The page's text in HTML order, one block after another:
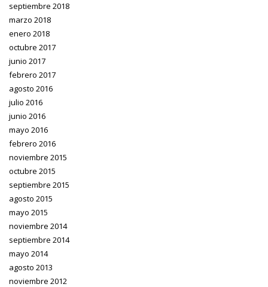
septiembre 2018
marzo 2018
enero 2018
octubre 2017
junio 2017
febrero 2017
agosto 2016
julio 2016
junio 2016
mayo 2016
febrero 2016
noviembre 2015
octubre 2015
septiembre 2015
agosto 2015
mayo 2015
noviembre 2014
septiembre 2014
mayo 2014
agosto 2013
noviembre 2012